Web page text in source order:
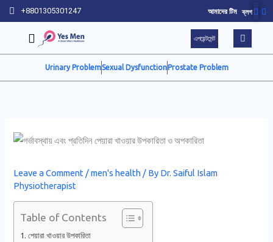
Skip
to
content
+8801305301247 আমাদের টিম ব্লগ
এপয়েন্টমেন্ট
Urinary ProblemSexual Dysfunction Prostate Problem
Leave a Comment /men's health / By Dr. Saiful Islam
Physiotherapist
Table of Contents
পেয়ারা খাওয়ার উপকারিতা